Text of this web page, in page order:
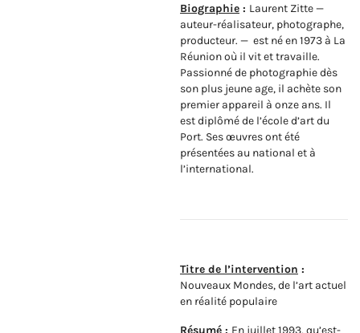
Biographie : Laurent Zitte —
auteur-réalisateur, photographe,
producteur. — est né en 1973 à La
Réunion où il vit et travaille.
Passionné de photographie dès
son plus jeune age, il achète son
premier appareil à onze ans. Il
est diplômé de l’école d’art du
Port. Ses œuvres ont été
présentées au national et à
l’international.
Titre de l’intervention :
Nouveaux Mondes, de l’art actuel
en réalité populaire
Résumé : En juillet 1993, qu’est-